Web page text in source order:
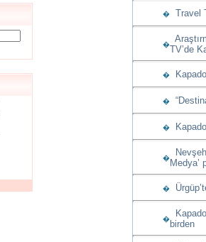
� Travel
�TV’de
�
�
�
�Medya’
�
�birden